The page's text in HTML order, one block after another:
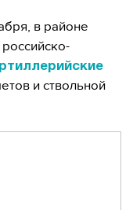
в районе
и ствольной